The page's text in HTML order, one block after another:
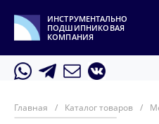
ИНСТРУМЕНТАЛЬНО
ПОДШИПНИКОВАЯ
КОМПАНИЯ
Главная / Каталог товаров /